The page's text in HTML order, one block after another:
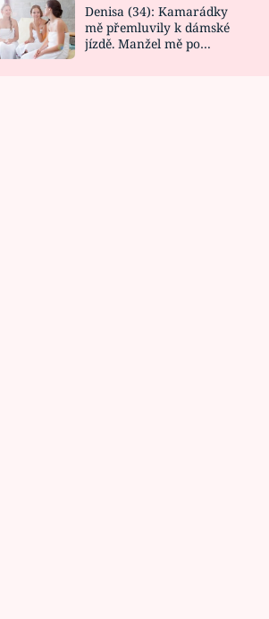
Denisa (34): Kamarádky
mě přemluvily k dámské
jízdě. Manžel mě po